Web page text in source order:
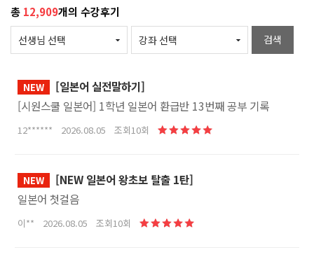
고 있습니다. 열심히 공부해서 다음 일본 여행은 직접
소통하는 완벽한 자유여행으로 만들어 보겠습니다. 좋
은 강의 감사합니다!
총 12,909개의 수강후기
검색
NEW
[일본어 실전말하기]
[시원스쿨 일본어] 1학년 일본어 환급반 13번째 공부 기록
12****** 2026.08.05 조회10회
NEW
[NEW 일본어 왕초보 탈출 1탄]
일본어 첫걸음
이** 2026.08.05 조회10회